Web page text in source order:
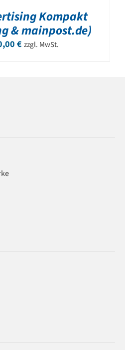
Kompakt
& mainpost.de)
€ zzgl. MwSt.